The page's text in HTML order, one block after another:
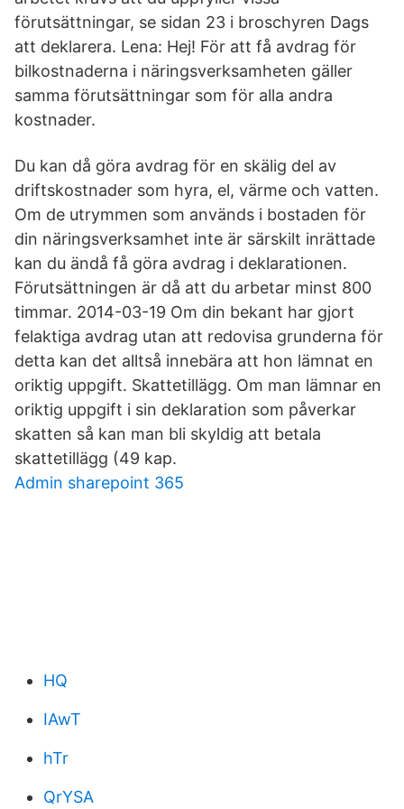
förutsättningar, se sidan 23 i broschyren Dags
att deklarera. Lena: Hej! För att få avdrag för
bilkostnaderna i näringsverksamheten gäller
samma förutsättningar som för alla andra
kostnader.
Du kan då göra avdrag för en skälig del av
driftskostnader som hyra, el, värme och vatten.
Om de utrymmen som används i bostaden för
din näringsverksamhet inte är särskilt inrättade
kan du ändå få göra avdrag i deklarationen.
Förutsättningen är då att du arbetar minst 800
timmar. 2014-03-19 Om din bekant har gjort
felaktiga avdrag utan att redovisa grunderna för
detta kan det alltså innebära att hon lämnat en
oriktig uppgift. Skattetillägg. Om man lämnar en
oriktig uppgift i sin deklaration som påverkar
skatten så kan man bli skyldig att betala
skattetillägg (49 kap.
Admin sharepoint 365
HQ
IAwT
hTr
QrYSA